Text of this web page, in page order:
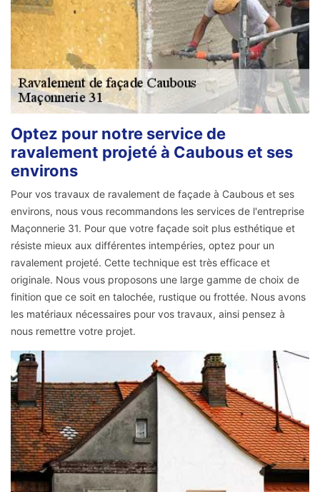
Optez pour notre service de
ravalement projeté à Caubous et ses
environs
Pour vos travaux de ravalement de façade à Caubous et ses
environs, nous vous recommandons les services de l'entreprise
Maçonnerie 31. Pour que votre façade soit plus esthétique et
résiste mieux aux différentes intempéries, optez pour un
ravalement projeté. Cette technique est très efficace et
originale. Nous vous proposons une large gamme de choix de
finition que ce soit en talochée, rustique ou frottée. Nous avons
les matériaux nécessaires pour vos travaux, ainsi pensez à
nous remettre votre projet.